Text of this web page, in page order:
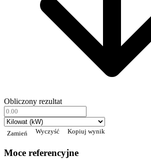
Obliczony rezultat
Zamień Wyczyść Kopiuj wynik
Moce referencyjne